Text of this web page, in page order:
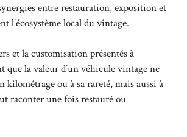
entre restauration, exposition et
l’écosystème local du vintage.
et la customisation présentés à
que la valeur d’un véhicule vintage ne
kilométrage ou à sa rareté, mais aussi à
raconter une fois restauré ou